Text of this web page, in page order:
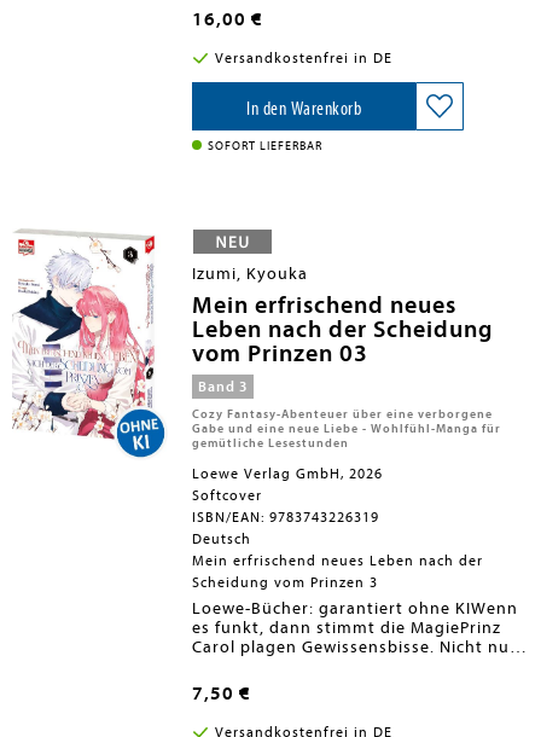
von einem Biest berichtet wird, das die
Nachbarschaft in Angst und Schrecken
versetzt. Als Knutbert verdächtigt wird,
bleibt ihm keine andere Wahl: Er wird
die Bestie finden, seinen guten Ruf
wiederherstellen und als Superheld
zurückkehren!Gelistet bei Antolin. Band
2 erscheint im Frühjahr 2027.
16,00 €
Versandkostenfrei in DE
In den Warenkorb
SOFORT LIEFERBAR
Izumi, Kyouka
Mein erfrischend neues
Leben nach der Scheidung
vom Prinzen 03
Band 3
Cozy Fantasy-Abenteuer über eine verborgene
Gabe und eine neue Liebe - Wohlfühl-Manga für
gemütliche Lesestunden
Loewe Verlag GmbH, 2026
Softcover
ISBN/EAN: 9783743226319
Deutsch
Mein erfrischend neues Leben nach der
Scheidung vom Prinzen 3
Loewe-Bücher: garantiert ohne KIWenn
es funkt, dann stimmt die MagiePrinz
Carol plagen Gewissensbisse. Nicht nur,
die andere rutscht, er erkennt auch, wie
schlecht er Vera behandelt hat. Viel zu
spät - oder doch nicht? Er fasst einen
7,50 €
Versandkostenfrei in DE